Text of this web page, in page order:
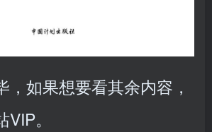
，如果想要看其余内容，
。